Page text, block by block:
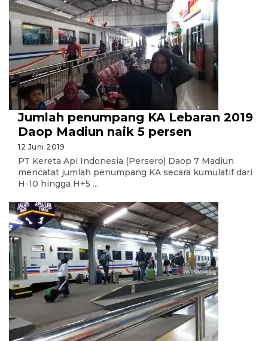
Jumlah penumpang KA Lebaran 2019
Daop Madiun naik 5 persen
12 Juni 2019
PT Kereta Api Indonesia (Persero) Daop 7 Madiun
mencatat jumlah penumpang KA secara kumulatif dari
H-10 hingga H+5 ...